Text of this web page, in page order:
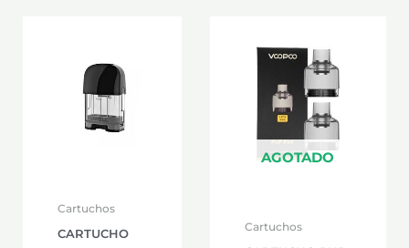
Cartuchos
CARTUCHO
AGOTADO
Cartuchos